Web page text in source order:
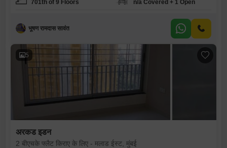
701th of 9 Floors n/a Covered + 1 Open
भूषण रामदास सावंत
5
अरकड इडन
2 बीएचके फ्लैट किराए के लिए - मलाड ईस्ट, मुंबई